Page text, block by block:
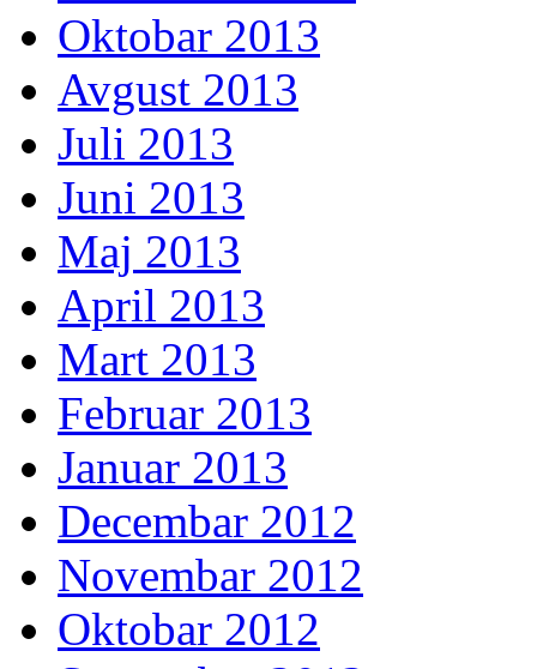
Oktobar 2013
Avgust 2013
Juli 2013
Juni 2013
Maj 2013
April 2013
Mart 2013
Februar 2013
Januar 2013
Decembar 2012
Novembar 2012
Oktobar 2012